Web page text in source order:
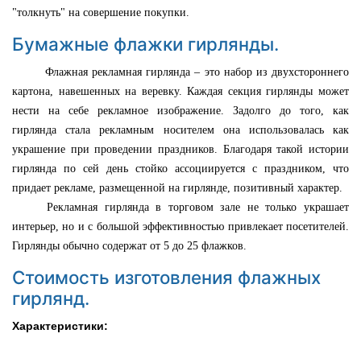
"толкнуть" на совершение покупки.
Бумажные флажки гирлянды.
Флажная рекламная гирлянда – это набор из двухстороннего
картона, навешенных на веревку. Каждая секция гирлянды может
нести на себе рекламное изображение. Задолго до того, как
гирлянда стала рекламным носителем она использовалась как
украшение при проведении праздников. Благодаря такой истории
гирлянда по сей день стойко ассоциируется с праздником, что
придает рекламе, размещенной на гирлянде, позитивный характер.
Рекламная гирлянда в торговом зале не только украшает
интерьер, но и с большой эффективностью привлекает посетителей.
Гирлянды обычно содержат от 5 до 25 флажков.
Стоимость изготовления флажных
гирлянд.
Характеристики: